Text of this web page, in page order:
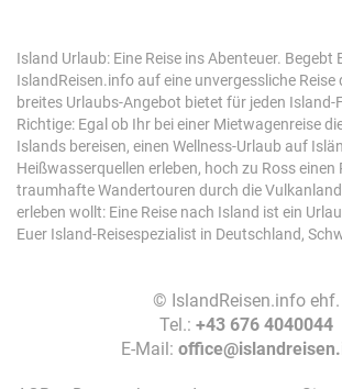
Island Urlaub: Eine Reise ins Abenteuer. Begebt
IslandReisen.info auf eine unvergessliche
breites Urlaubs-Angebot bietet für jeden Island-
Richtige: Egal ob Ihr bei einer Mietwagenreise
Islands bereisen, einen Wellness-Urlaub auf
Heißwasserquellen erleben, hoch zu Ross
traumhafte Wandertouren durch die
erleben wollt: Eine Reise nach Island ist ein
Euer Island-Reisespezialist in Deutschland,
© IslandReisen.info ehf.
Tel.: +43 676 4040044
E-Mail: